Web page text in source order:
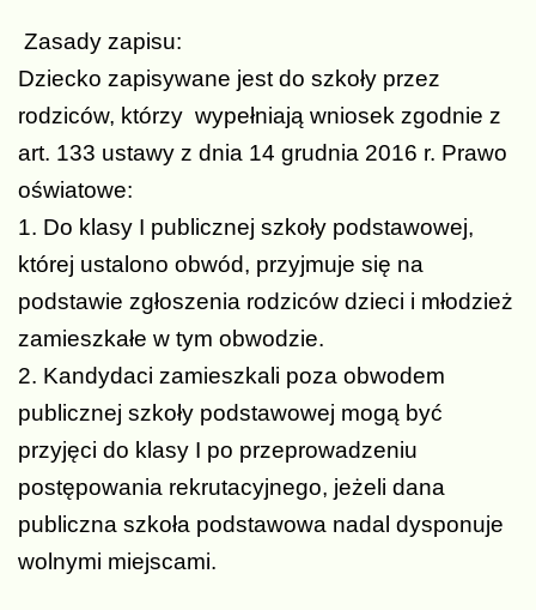
Zasady zapisu:
Dziecko zapisywane jest do szkoły przez
rodziców, którzy wypełniają wniosek zgodnie z
art. 133 ustawy z dnia 14 grudnia 2016 r. Prawo
oświatowe:
1. Do klasy I publicznej szkoły podstawowej,
której ustalono obwód, przyjmuje się na
podstawie zgłoszenia rodziców dzieci i młodzież
zamieszkałe w tym obwodzie.
2. Kandydaci zamieszkali poza obwodem
publicznej szkoły podstawowej mogą być
przyjęci do klasy I po przeprowadzeniu
postępowania rekrutacyjnego, jeżeli dana
publiczna szkoła podstawowa nadal dysponuje
wolnymi miejscami.